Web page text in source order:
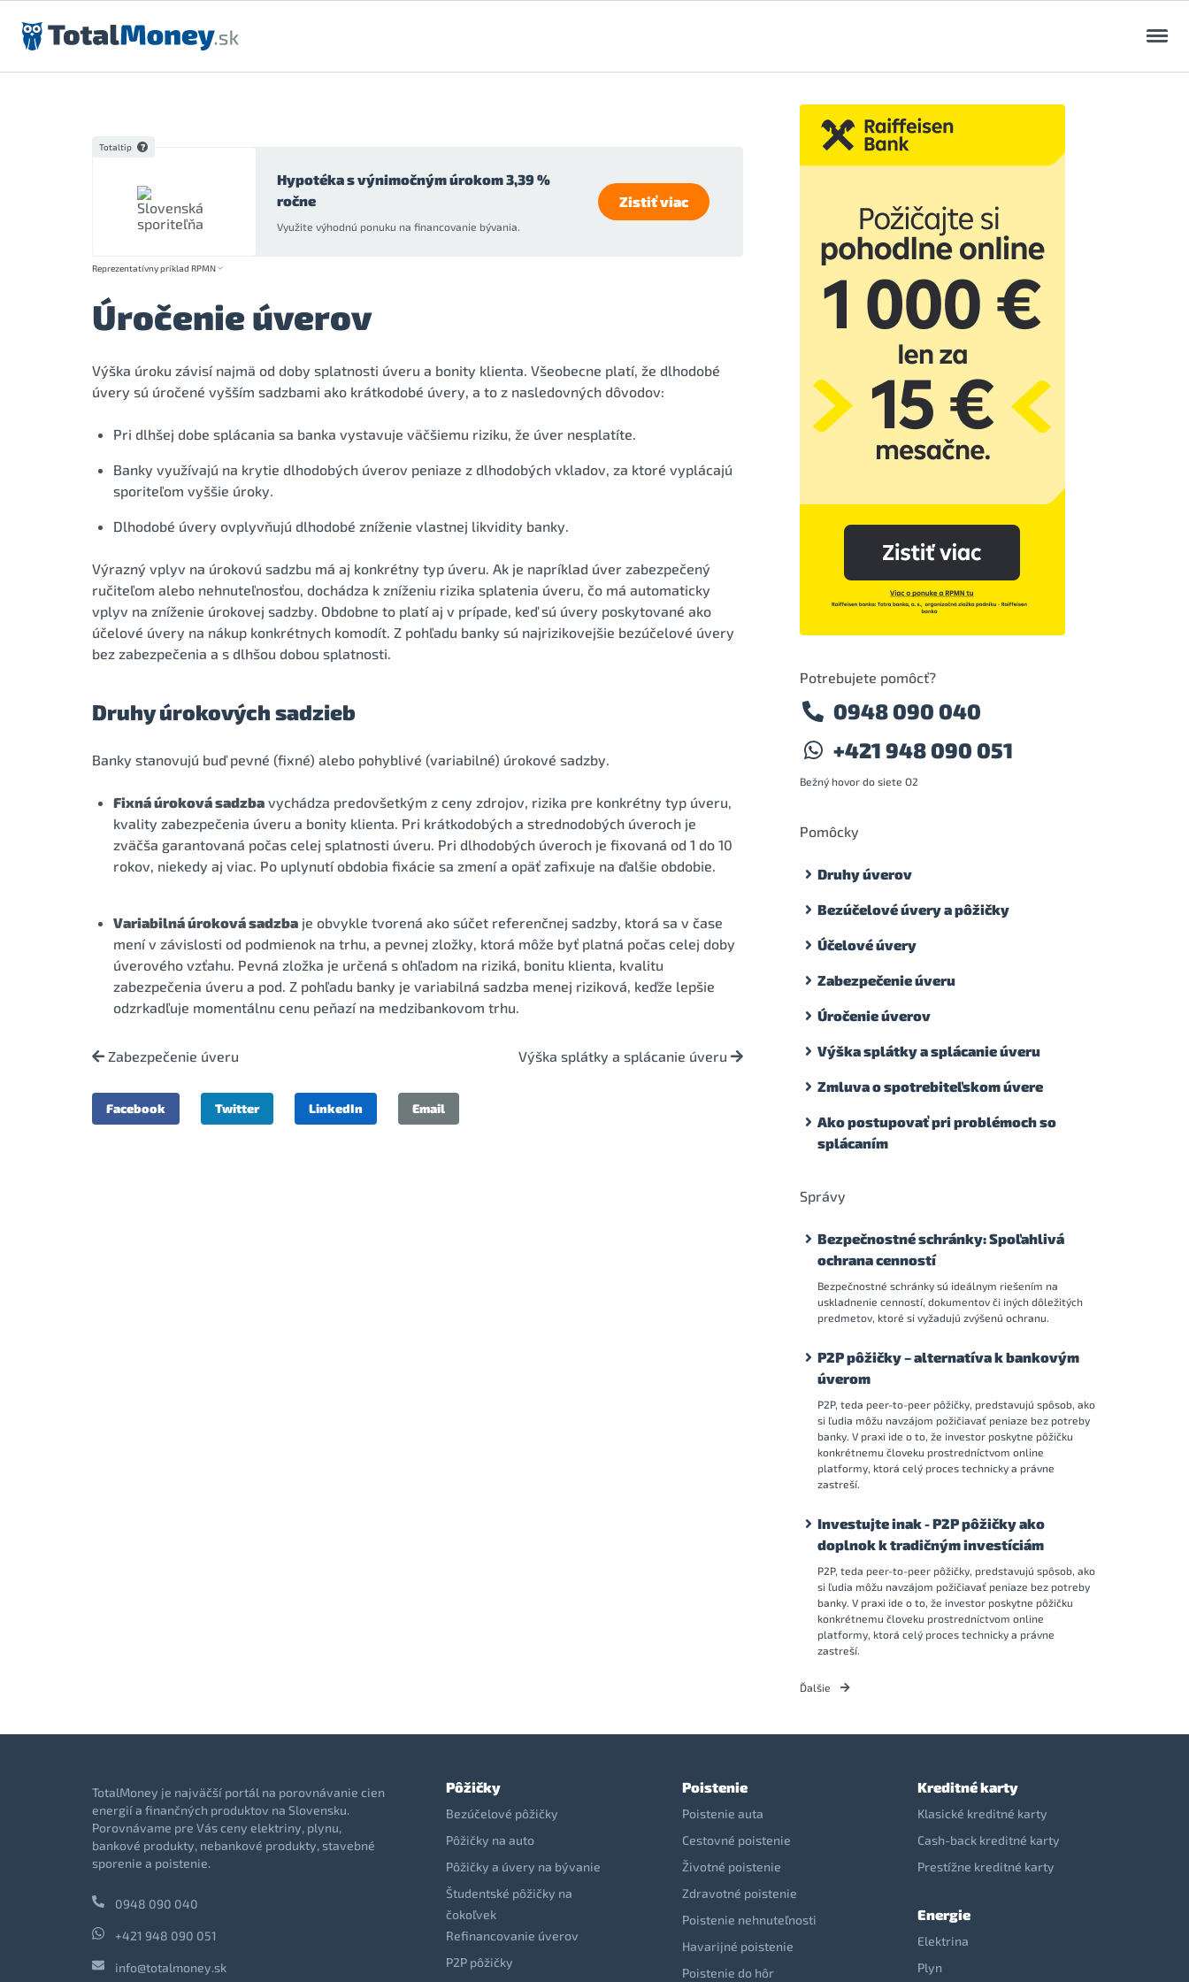
Preskočiť na obsah
Totaltip
Hypotéka s výnimočným úrokom 3,39 %
ročne
Využite výhodnú ponuku na financovanie bývania.
Zistiť viac
Reprezentatívny príklad RPMN
Úročenie úverov
Výška úroku závisí najmä od doby splatnosti úveru a bonity klienta. Všeobecne platí, že dlhodobé
úvery sú úročené vyšším sadzbami ako krátkodobé úvery, a to z nasledovných dôvodov:
Pri dlhšej dobe splácania sa banka vystavuje väčšiemu riziku, že úver nesplatíte.
Banky využívajú na krytie dlhodobých úverov peniaze z dlhodobých vkladov, za ktoré vyplácajú
sporiteľom vyššie úroky.
Dlhodobé úvery ovplyvňujú dlhodobé zníženie vlastnej likvidity banky.
Výrazný vplyv na úrokovú sadzbu má aj konkrétny typ úveru. Ak je napríklad úver zabezpečený
ručiteľom alebo nehnuteľnosťou, dochádza k zníženiu rizika splatenia úveru, čo má automaticky
vplyv na zníženie úrokovej sadzby. Obdobne to platí aj v prípade, keď sú úvery poskytované ako
účelové úvery na nákup konkrétnych komodít. Z pohľadu banky sú najrizikovejšie bezúčelové úvery
bez zabezpečenia a s dlhšou dobou splatnosti.
Druhy úrokových sadzieb
Banky stanovujú buď pevné (fixné) alebo pohyblivé (variabilné) úrokové sadzby.
Fixná úroková sadzba vychádza predovšetkým z ceny zdrojov, rizika pre konkrétny typ úveru,
kvality zabezpečenia úveru a bonity klienta. Pri krátkodobých a strednodobých úveroch je
zväčša garantovaná počas celej splatnosti úveru. Pri dlhodobých úveroch je fixovaná od 1 do 10
rokov, niekedy aj viac. Po uplynutí obdobia fixácie sa zmení a opäť zafixuje na ďalšie obdobie.
Variabilná úroková sadzba je obvykle tvorená ako súčet referenčnej sadzby, ktorá sa v čase
mení v závislosti od podmienok na trhu, a pevnej zložky, ktorá môže byť platná počas celej doby
úverového vzťahu. Pevná zložka je určená s ohľadom na riziká, bonitu klienta, kvalitu
zabezpečenia úveru a pod. Z pohľadu banky je variabilná sadzba menej riziková, keďže lepšie
odzrkadľuje momentálnu cenu peňazí na medzibankovom trhu.
Zabezpečenie úveru Výška splátky a splácanie úveru
Facebook Twitter LinkedIn Email
Potrebujete pomôcť?
0948 090 040
+421 948 090 051
Bežný hovor do siete O2
Pomôcky
Druhy úverov
Bezúčelové úvery a pôžičky
Účelové úvery
Zabezpečenie úveru
Úročenie úverov
Výška splátky a splácanie úveru
Zmluva o spotrebiteľskom úvere
Ako postupovať pri problémoch so
splácaním
Správy
Bezpečnostné schránky: Spoľahlivá
ochrana cenností
Bezpečnostné schránky sú ideálnym riešením na
uskladnenie cenností, dokumentov či iných dôležitých
predmetov, ktoré si vyžadujú zvýšenú ochranu.
P2P pôžičky – alternatíva k bankovým
úverom
P2P, teda peer-to-peer pôžičky, predstavujú spôsob, ako
si ľudia môžu navzájom požičiavať peniaze bez potreby
banky. V praxi ide o to, že investor poskytne pôžičku
konkrétnemu človeku prostredníctvom online
platformy, ktorá celý proces technicky a právne
zastreší.
Investujte inak - P2P pôžičky ako
doplnok k tradičným investíciám
P2P, teda peer-to-peer pôžičky, predstavujú spôsob, ako
si ľudia môžu navzájom požičiavať peniaze bez potreby
banky. V praxi ide o to, že investor poskytne pôžičku
konkrétnemu človeku prostredníctvom online
platformy, ktorá celý proces technicky a právne
zastreší.
Ďalšie
Pôžičky
Bezúčelové pôžičky
Pôžičky na auto
Pôžičky a úvery na bývanie
Študentské pôžičky na
čokoľvek
Refinancovanie úverov
P2P pôžičky
Poistenie
Poistenie auta
Cestovné poistenie
Životné poistenie
Zdravotné poistenie
Poistenie nehnuteľnosti
Havarijné poistenie
Poistenie do hôr
Kreditné karty
Klasické kreditné karty
Cash-back kreditné karty
Prestížne kreditné karty
Energie
Elektrina
Plyn
TotalMoney je najväčší portál na porovnávanie cien
energií a finančných produktov na Slovensku.
Porovnávame pre Vás ceny elektriny, plynu,
bankové produkty, nebankové produkty, stavebné
sporenie a poistenie.
0948 090 040
+421 948 090 051
info@totalmoney.sk